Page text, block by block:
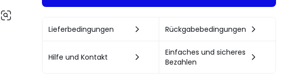
Lieferbedingungen Rückgabebedingungen
Hilfe und Kontakt
Einfaches und sicheres
Bezahlen